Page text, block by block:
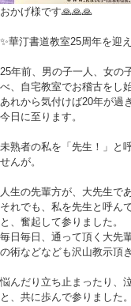
おかげ様です🙏🙏🙏
✨華汀書道教室25周年を迎
25年前、男の子一人、女の
べ、自宅教室でお稽古をし
あれから気付けば20年が過ぎ
今日に至ります。
未熟者の私を「先生！」と
せんが。
人生の先輩方が、大先生であ
それでも、私を先生と呼ん
と、奮起して参りました。
毎日毎日、通って頂く大先
の術などなども沢山教示頂
悩んだり立ち止まったり、
と、共に歩んで参りました。